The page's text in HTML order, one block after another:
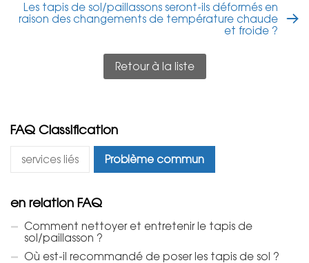
Les tapis de sol/paillassons seront-ils déformés en
raison des changements de température chaude
et froide ?
Retour à la liste
FAQ Classification
services liés Problème commun
en relation FAQ
Comment nettoyer et entretenir le tapis de
sol/paillasson ?
Où est-il recommandé de poser les tapis de sol ?